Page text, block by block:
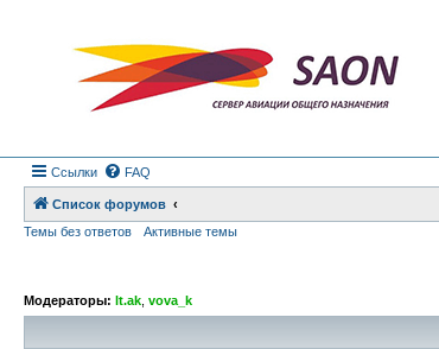
Ссылки FAQ
Список форумов
Темы без ответов
Активные темы
Модераторы: lt.ak vova_k